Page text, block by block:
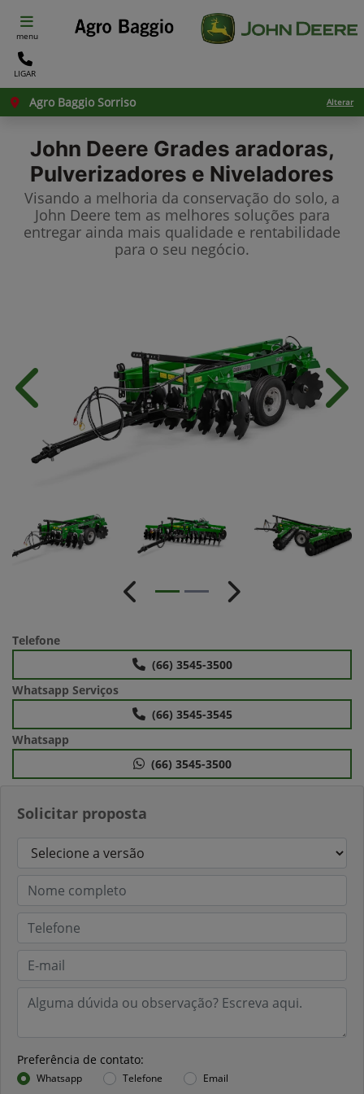
menu
LIGAR
Agro Baggio Sorriso Alterar
John Deere Grades aradoras,
Pulverizadores e Niveladores
Visando a melhoria da conservação do solo, a
John Deere tem as melhores soluções para
entregar ainda mais qualidade e rentabilidade
para o seu negócio.
Solicitar proposta
Preferência de contato:
Whatsapp Telefone Email
Anterior
Anterior Próximo
Telefone
(66) 3545-3500
Whatsapp Serviços
(66) 3545-3545
Whatsapp
(66) 3545-3500